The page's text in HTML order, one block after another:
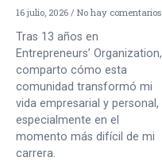
16 julio, 2026 No hay comentarios
Tras 13 años en
Entrepreneurs’ Organization,
comparto cómo esta
comunidad transformó mi
vida empresarial y personal,
especialmente en el
momento más difícil de mi
carrera.